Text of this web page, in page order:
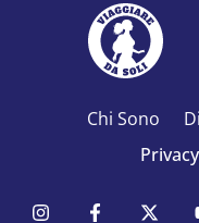
Chi Sono